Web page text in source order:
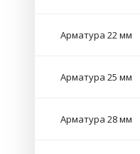
Арматура 22 мм
Арматура 25 мм
Арматура 28 мм